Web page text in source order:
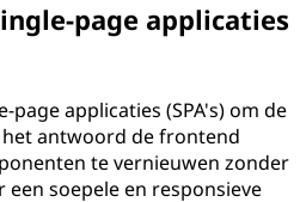
page applicaties
applicaties (SPA's) om de
antwoord de frontend
te vernieuwen zonder
soepele en responsieve